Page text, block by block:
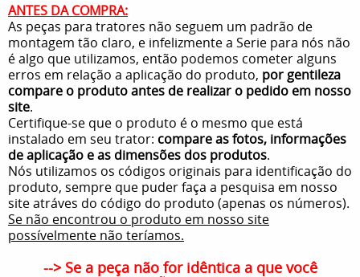
ANTES DA COMPRA:
As peças para tratores não seguem um padrão de
montagem tão claro, e infelizmente a Serie para nós não
é algo que utilizamos, então podemos cometer alguns
erros em relação a aplicação do produto, por gentileza
compare o produto antes de realizar o pedido em nosso
site.
Certifique-se que o produto é o mesmo que está
instalado em seu trator: compare as fotos, informações
de aplicação e as dimensões dos produtos.
Nós utilizamos os códigos originais para identificação do
produto, sempre que puder faça a pesquisa em nosso
site atráves do código do produto (apenas os números).
Se não encontrou o produto em nosso site
possívelmente não teríamos.
--> Se a peça não for idêntica a que você